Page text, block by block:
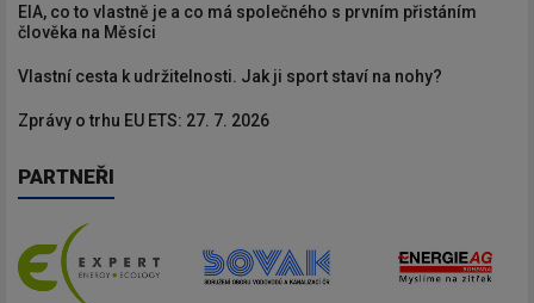
EIA, co to vlastně je a co má společného s prvním přistáním
člověka na Měsíci
Vlastní cesta k udržitelnosti. Jak ji sport staví na nohy?
Zprávy o trhu EU ETS: 27. 7. 2026
PARTNEŘI